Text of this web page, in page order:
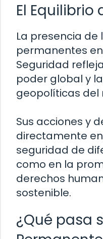
El Equilibrio
La presencia de
permanentes
Seguridad
poder global y
geopolíticas del
Sus acciones y
directamente
seguridad de
como en la
derechos
sostenible.
¿Qué pasa